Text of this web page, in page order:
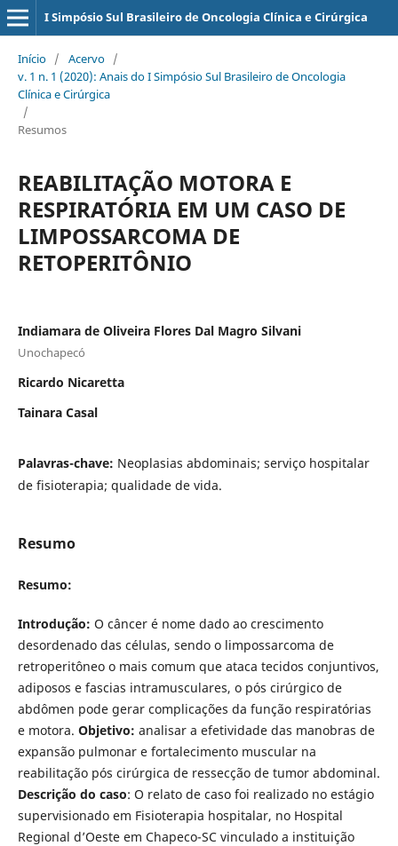
I Simpósio Sul Brasileiro de Oncologia Clínica e Cirúrgica
Início / Acervo /
v. 1 n. 1 (2020): Anais do I Simpósio Sul Brasileiro de Oncologia
Clínica e Cirúrgica
/
Resumos
REABILITAÇÃO MOTORA E
RESPIRATÓRIA EM UM CASO DE
LIMPOSSARCOMA DE
RETOPERITÔNIO
Indiamara de Oliveira Flores Dal Magro Silvani
Unochapecó
Ricardo Nicaretta
Tainara Casal
Palavras-chave: Neoplasias abdominais; serviço hospitalar
de fisioterapia; qualidade de vida.
Resumo
Resumo:
Introdução: O câncer é nome dado ao crescimento
desordenado das células, sendo o limpossarcoma de
retroperitôneo o mais comum que ataca tecidos conjuntivos,
adiposos e fascias intramusculares, o pós cirúrgico de
abdômen pode gerar complicações da função respiratórias
e motora. Objetivo: analisar a efetividade das manobras de
expansão pulmonar e fortalecimento muscular na
reabilitação pós cirúrgica de ressecção de tumor abdominal.
Descrição do caso: O relato de caso foi realizado no estágio
supervisionado em Fisioterapia hospitalar, no Hospital
Regional d’Oeste em Chapeco-SC vinculado a instituição